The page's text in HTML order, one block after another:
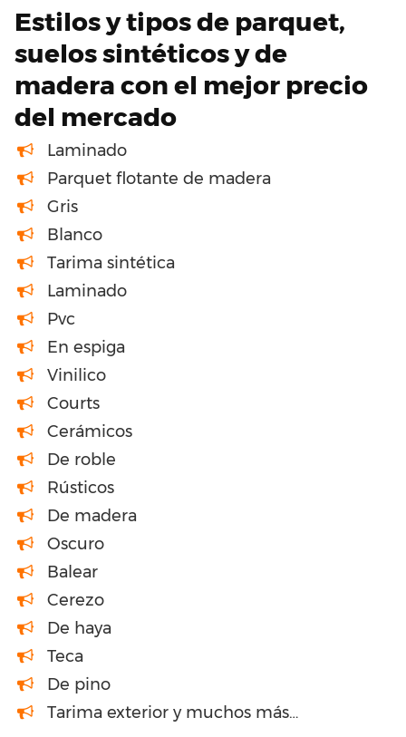
Estilos y tipos de parquet,
suelos sintéticos y de
madera con el mejor precio
del mercado
Laminado
Parquet flotante de madera
Gris
Blanco
Tarima sintética
Laminado
Pvc
En espiga
Vinilico
Courts
Cerámicos
De roble
Rústicos
De madera
Oscuro
Balear
Cerezo
De haya
Teca
De pino
Tarima exterior y muchos más…